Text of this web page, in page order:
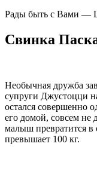
Рады быть с Вами —
Свинка
Необычная дружба
супруги Джустоцци
остался совершенно
его домой, совсем не
малыш превратится в
превышает 100 кг.